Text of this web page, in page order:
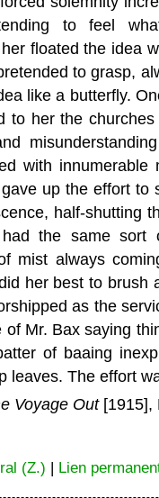
to feel
floated the idea
to grasp,
like a butterfly.
to her the
with
up the effort to
half-shutting
the same sort
mist always
her best to brush
as the
of Mr. Bax saying
of baaing
leaves. The effort
Voyage Out[1915],
(Z.) | Lien